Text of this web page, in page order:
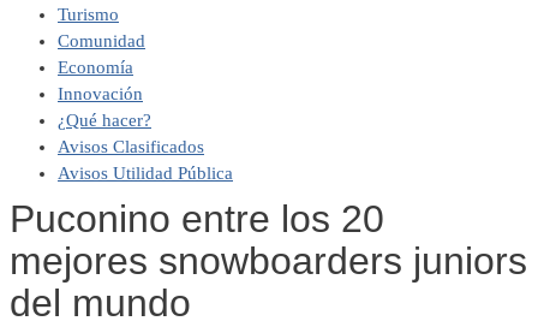
Turismo
Comunidad
Economía
Innovación
¿Qué hacer?
Avisos Clasificados
Avisos Utilidad Pública
Puconino entre los 20
mejores snowboarders juniors
del mundo